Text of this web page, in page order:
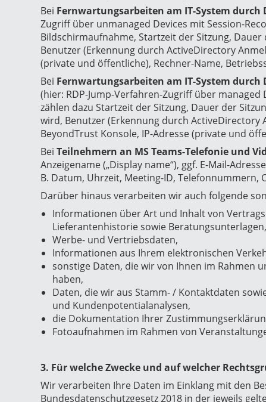
Bei Fernwartungsarbeiten am IT-System durch
Zugriff über unmanaged Devices mit Session-
Bildschirmaufnahme, Startzeit der Sitzung,
Benutzer (Erkennung durch ActiveDirectory
(private und öffentliche), Rechner-Name,
Bei Fernwartungsarbeiten am IT-System durch
(hier: RDP-Jump-Verfahren-Zugriff über
zählen dazu Startzeit der Sitzung, Dauer der
wird, Benutzer (Erkennung durch ActiveDirectory
BeyondTrust Konsole, IP-Adresse (private und
Bei Teilnehmern an MS Teams-Telefonie und
Anzeigename („Display name“), ggf. E-Mail-
B. Datum, Uhrzeit, Meeting-ID, Telefonnummern,
Darüber hinaus verarbeiten wir auch folgende
Informationen über Art und Inhalt von
Lieferantenhistorie sowie Beratungsunterlagen,
Werbe- und Vertriebsdaten,
Informationen aus Ihrem elektronischen
sonstige Daten, die wir von Ihnen im Rahmen
haben,
Daten, die wir aus Stamm- / Kontaktdaten
und Kundenpotentialanalysen,
die Dokumentation Ihrer
Fotoaufnahmen im Rahmen von
3. Für welche Zwecke und auf welcher
Wir verarbeiten Ihre Daten im Einklang mit den
Bundesdatenschutzgesetz 2018 in der jeweils